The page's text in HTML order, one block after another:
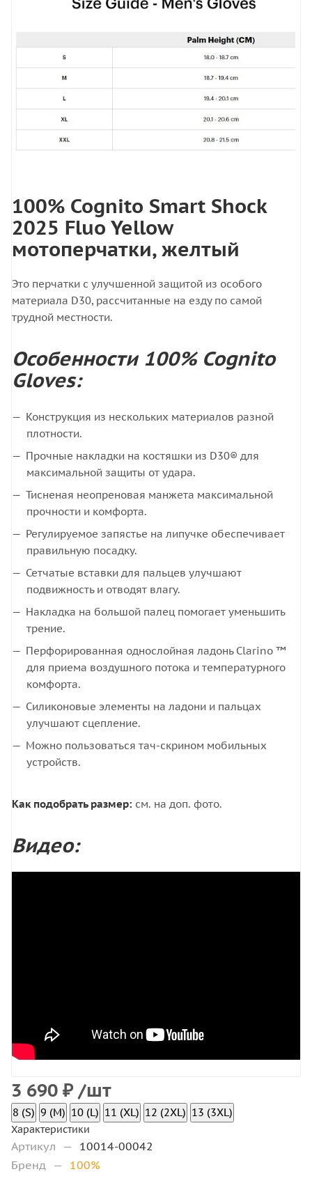
100% Cognito Smart Shock
2025 Fluo Yellow
мотоперчатки, желтый
Это перчатки с улучшенной защитой из особого
материала D30, рассчитанные на езду по самой
трудной местности.
Особенности 100% Cognito
Gloves:
Конструкция из нескольких материалов разной
плотности.
Прочные накладки на костяшки из D30® для
максимальной защиты от удара.
Тисненая неопреновая манжета максимальной
прочности и комфорта.
Регулируемое запястье на липучке обеспечивает
правильную посадку.
Сетчатые вставки для пальцев улучшают
подвижность и отводят влагу.
Накладка на большой палец помогает уменьшить
трение.
Перфорированная однослойная ладонь Clarino ™
для приема воздушного потока и температурного
комфорта.
Силиконовые элементы на ладони и пальцах
улучшают сцепление.
Можно пользоваться тач-скрином мобильных
устройств.
Как подобрать размер: см. на доп. фото.
Видео:
3 690 ₽ /шт
8 (S) 9 (M) 10 (L) 11 (XL) 12 (2XL) 13 (3XL)
Характеристики
Артикул — 10014-00042
Бренд — 100%